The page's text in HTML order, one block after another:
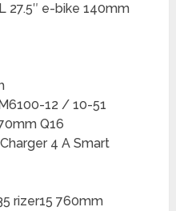
27.5″ e-bike 140mm
12 / 10-51
Q16
4 A Smart
rizer15 760mm